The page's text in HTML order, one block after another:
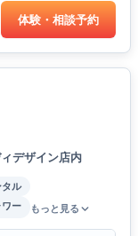
体験・相談予約
デザイン店内
ル
ワー もっと見る